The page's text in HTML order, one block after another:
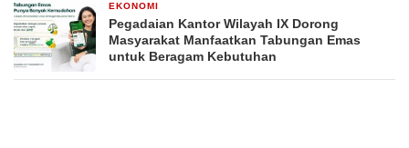
EKONOMI
Pegadaian Kantor Wilayah IX Dorong
Masyarakat Manfaatkan Tabungan Emas
untuk Beragam Kebutuhan